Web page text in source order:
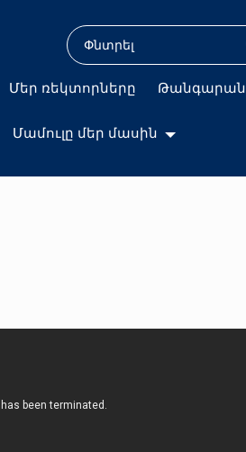
Մեր ռեկտորները Թանգարան
Մամուլը մեր մասին